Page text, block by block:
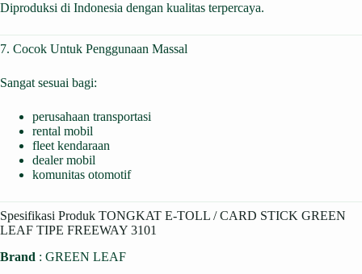
Diproduksi di Indonesia dengan kualitas terpercaya.
7. Cocok Untuk Penggunaan Massal
Sangat sesuai bagi:
perusahaan transportasi
rental mobil
fleet kendaraan
dealer mobil
komunitas otomotif
Spesifikasi Produk TONGKAT E-TOLL / CARD STICK GREEN
LEAF TIPE FREEWAY 3101
Brand : GREEN LEAF